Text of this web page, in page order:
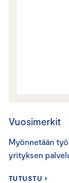
Vuosimerkit
Myönnetään
yrityksen
TUTUSTU ›